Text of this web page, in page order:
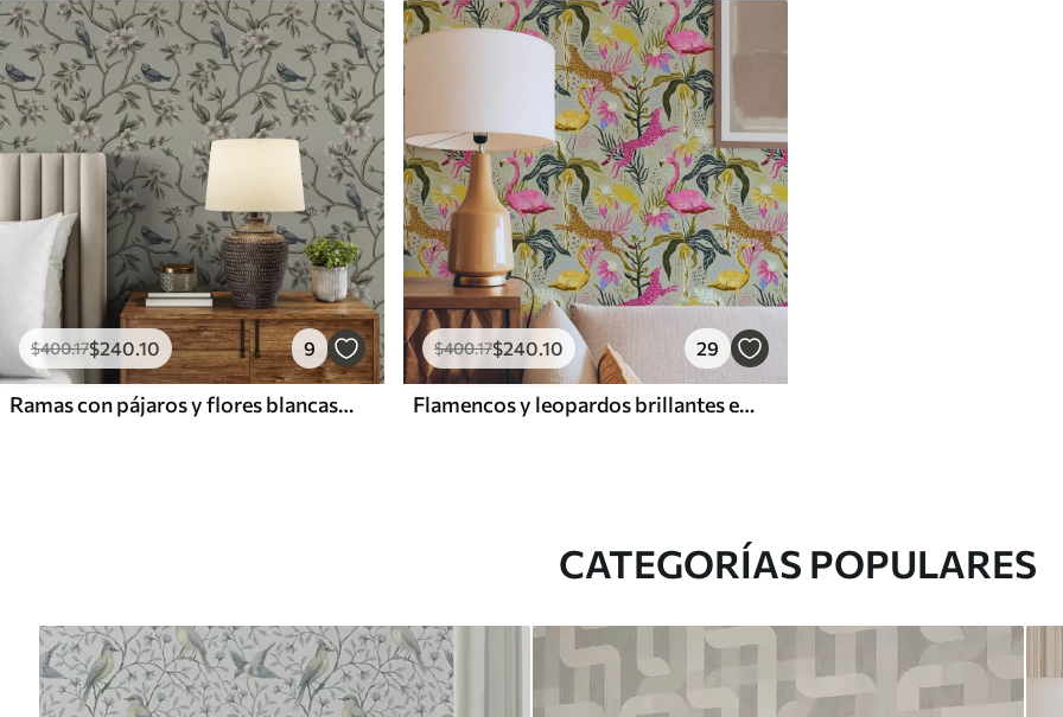
$400.17$240.10 9
Ramas con pájaros y flores blancas sobre un fondo delicado
$400.17$240.10 29
Flamencos y leopardos brillantes entre plantas tropicales
CATEGORÍAS POPULARES